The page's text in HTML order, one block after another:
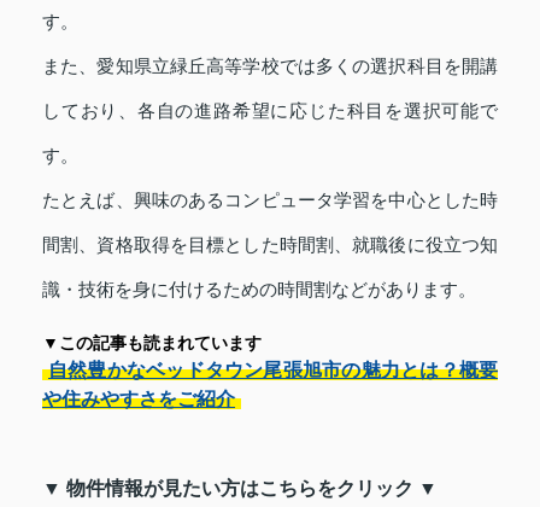
す。
また、愛知県立緑丘高等学校では多くの選択科目を開講
しており、各自の進路希望に応じた科目を選択可能で
す。
たとえば、興味のあるコンピュータ学習を中心とした時
間割、資格取得を目標とした時間割、就職後に役立つ知
識・技術を身に付けるための時間割などがあります。
▼この記事も読まれています
自然豊かなベッドタウン尾張旭市の魅力とは？概要
や住みやすさをご紹介
▼ 物件情報が見たい方はこちらをクリック ▼